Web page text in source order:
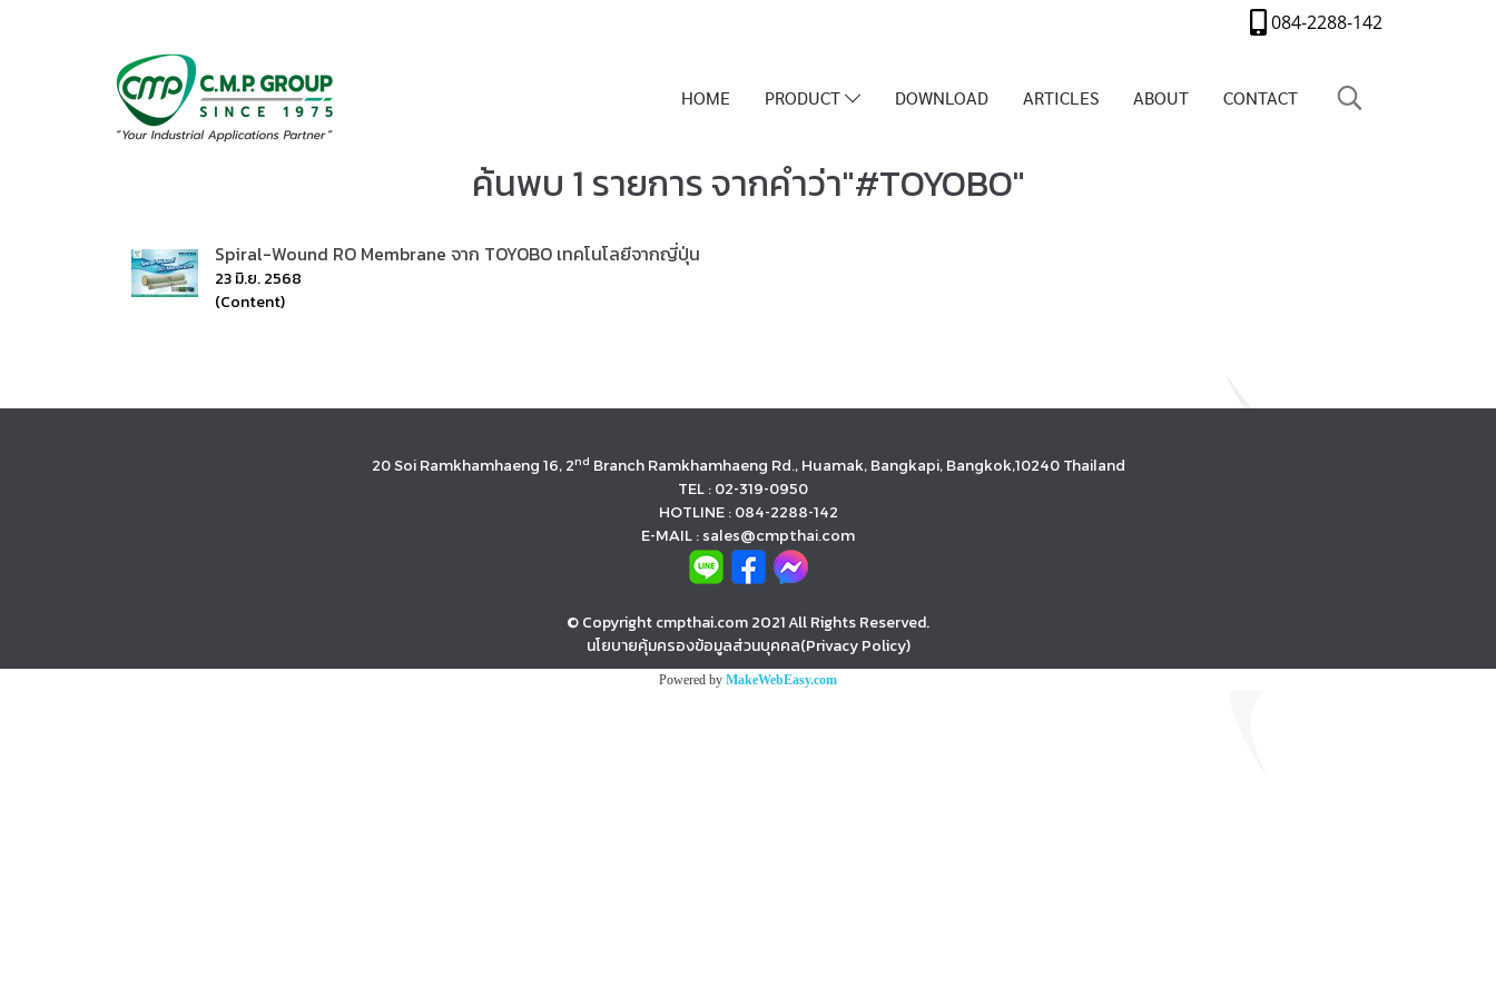
084-2288-142
HOME PRODUCT DOWNLOAD ARTICLES ABOUT CONTACT
ค้นพบ 1 รายการ จากคำว่า"#TOYOBO"
Spiral-Wound RO Membrane จาก TOYOBO เทคโนโลยีจากญี่ปุ่น
23 มิ.ย. 2568
(Content)
20 Soi Ramkhamhaeng 16, 2nd Branch Ramkhamhaeng Rd., Huamak, Bangkapi, Bangkok,10240 Thailand
TEL : 02-319-0950
HOTLINE : 084-2288-142
E-MAIL : sales@cmpthai.com
© Copyright cmpthai.com 2021 All Rights Reserved.
นโยบายคุ้มครองข้อมูลส่วนบุคคล(Privacy Policy)
Powered by MakeWebEasy.com